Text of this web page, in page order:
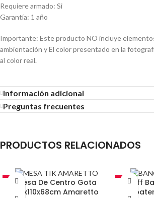
Requiere armado: Si
Garantía: 1 año
Importante: Este producto NO incluye
ambientación y El color presentado en la
al color real.
Información adicional
Preguntas frecuentes
PRODUCTOS RELACIONADOS
-22%Mesa De Centro Gota
30x110x68cm Amaretto
-20%Puff